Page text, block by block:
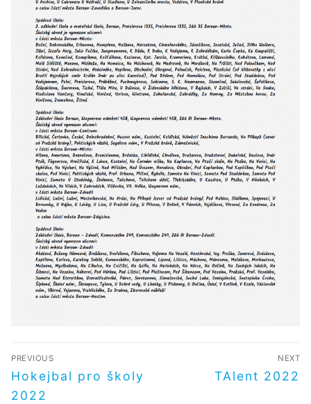
NAVIGACE
PRO
PŘÍSPĚVEK
PREVIOUS
Předchozí
příspěvek
Hokejbal pro školy
2022
NEXT
Další
TAlent 2022